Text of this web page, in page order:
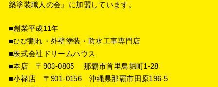
築塗装職人の会 』に加盟しています。
■創業平成11年
■ひび割れ・外壁塗装・防水工事専門店
■株式会社ドリームハウス
■本店 〒903-0805 那覇市首里鳥堀町1-28
■小禄店 〒901-0156 沖縄県那覇市田原196-5